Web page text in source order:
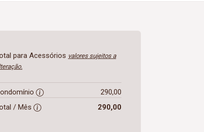
para Acessórios valores sujeitos a
290,00
/ Mês
290,00